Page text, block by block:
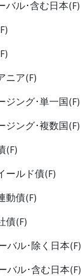
バル･含む日本(F)
ニア(F)
ジング･単一国(F)
ジング･複数国(F)
(F)
ールド債(F)
動債(F)
債(F)
バル･除く日本(F)
バル･含む日本(F)